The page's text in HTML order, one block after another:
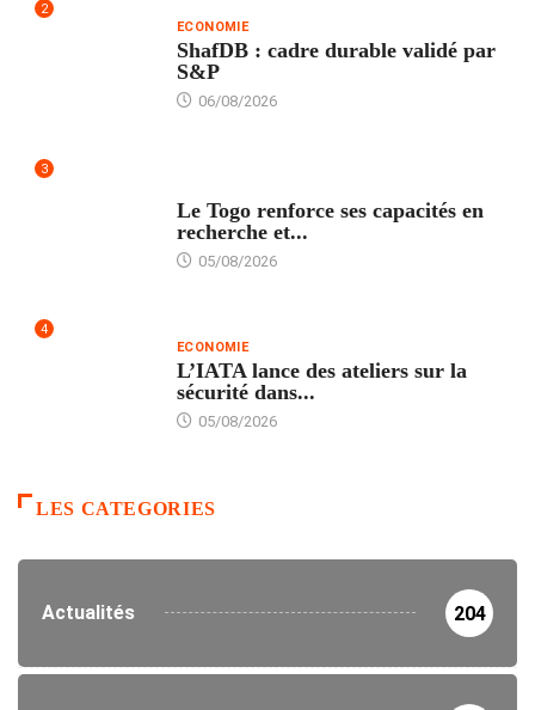
2
ECONOMIE
ShafDB : cadre durable validé par
S&P
06/08/2026
3
Le Togo renforce ses capacités en
recherche et...
05/08/2026
4
ECONOMIE
L’IATA lance des ateliers sur la
sécurité dans...
05/08/2026
LES CATEGORIES
Actualités 204